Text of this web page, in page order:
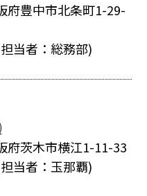
府豊中市北条町1-29-
当者：総務部)
府茨木市横江1-11-33
当者：玉那覇)